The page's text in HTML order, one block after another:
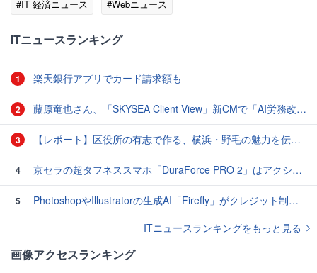
#IT 経済ニュース #Webニュース
ITニュースランキング
1 楽天銀行アプリでカード請求額も
2 藤原竜也さん、「SKYSEA Client View」新CMで「AI労務改善」をアピール 働き方をAIが分析したら「すぐに休んで」と言われる？
3 【レポート】区役所の有志で作る、横浜・野毛の魅力を伝えるCM
4 京セラの超タフネススマホ「DuraForce PRO 2」はアクションカムとしても優秀
5
PhotoshopやIllustratorの生成AI「Firefly」がクレジット制を導入し有料プランでも画像生成枚数が制限されるように
ITニュースランキングをもっと見る
画像アクセスランキング